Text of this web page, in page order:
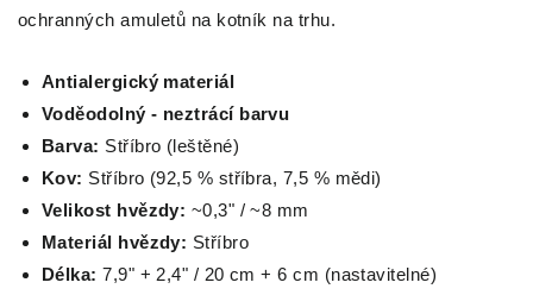
ochranných amuletů na kotník na trhu.
Antialergický materiál
Voděodolný - neztrácí barvu
Barva: Stříbro (leštěné)
Kov: Stříbro (92,5 % stříbra, 7,5 % mědi)
Velikost hvězdy: ~0,3" / ~8 mm
Materiál hvězdy: Stříbro
Délka:7,9" + 2,4" / 20 cm + 6 cm (nastavitelné)